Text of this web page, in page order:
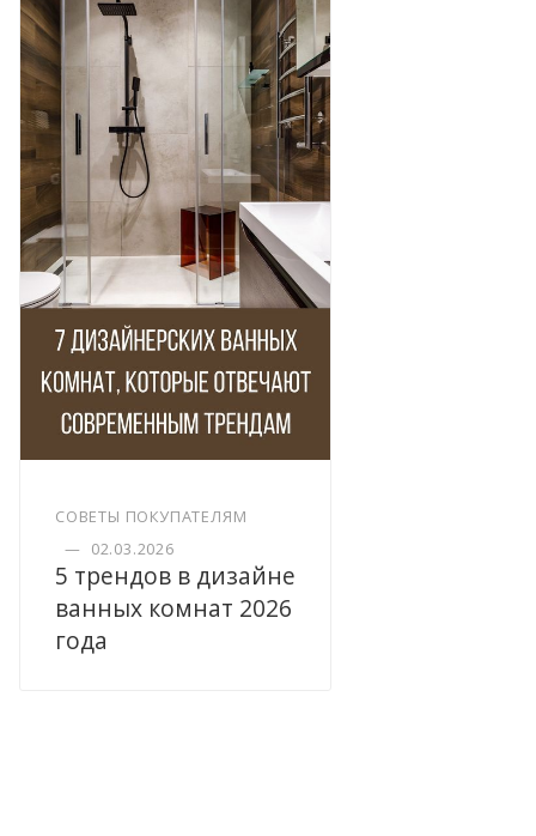
СОВЕТЫ ПОКУПАТЕЛЯМ
— 02.03.2026
5 трендов в дизайне
ванных комнат 2026
года